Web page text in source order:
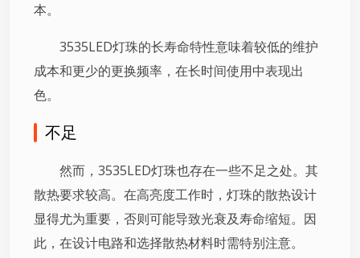
本。
3535LED灯珠的长寿命特性意味着较低的维护
成本和更少的更换频率，在长时间使用中表现出
色。
不足
然而，3535LED灯珠也存在一些不足之处。其
散热要求较高。在高亮度工作时，灯珠的散热设计
显得尤为重要，否则可能导致光衰及寿命缩短。因
此，在设计电路和选择散热材料时需特别注意。